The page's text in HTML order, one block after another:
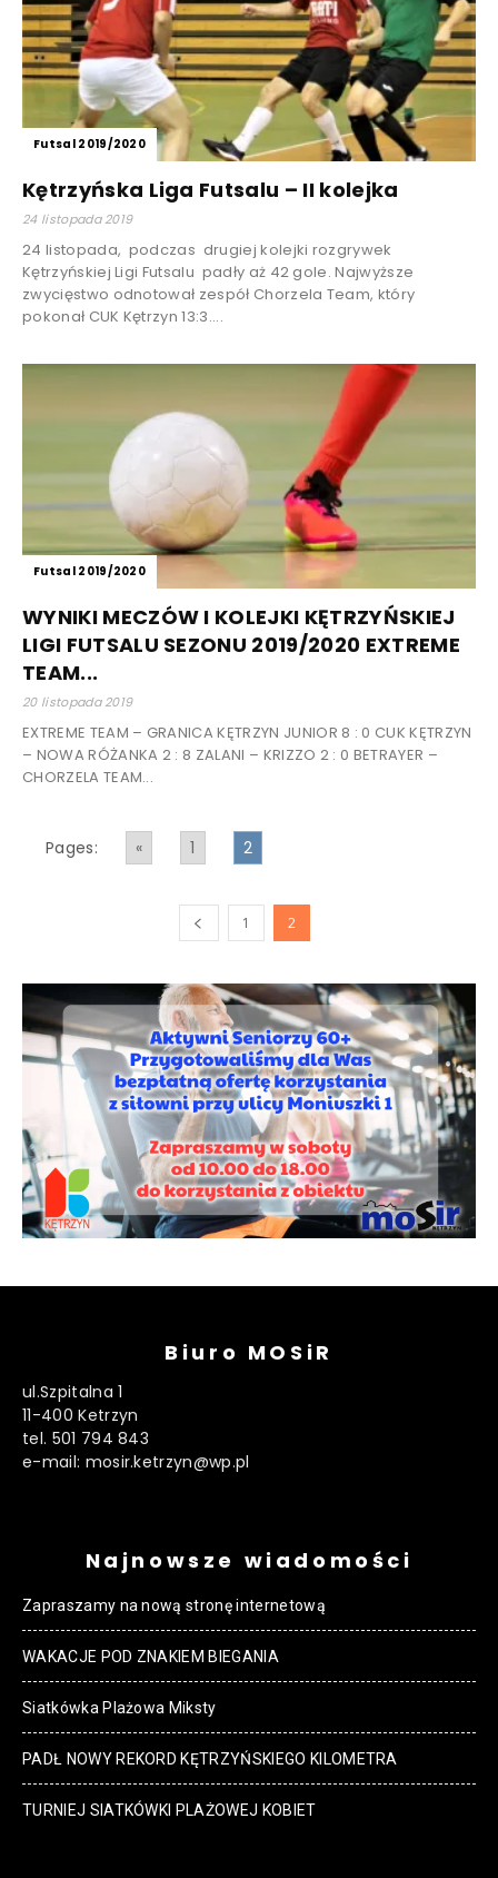
Futsal 2019/2020
Kętrzyńska Liga Futsalu – II kolejka
24 listopada 2019
24 listopada, podczas drugiej kolejki rozgrywek
Kętrzyńskiej Ligi Futsalu padły aż 42 gole. Najwyższe
zwycięstwo odnotował zespół Chorzela Team, który
pokonał CUK Kętrzyn 13:3....
Futsal 2019/2020
WYNIKI MECZÓW I KOLEJKI KĘTRZYŃSKIEJ
LIGI FUTSALU SEZONU 2019/2020 EXTREME
TEAM...
20 listopada 2019
EXTREME TEAM – GRANICA KĘTRZYN JUNIOR 8 : 0 CUK KĘTRZYN
– NOWA RÓŻANKA 2 : 8 ZALANI – KRIZZO 2 : 0 BETRAYER –
CHORZELA TEAM...
Pages: « 1 2
1 2
Biuro MOSiR
ul.Szpitalna 1
11-400 Ketrzyn
tel. 501 794 843
e-mail: mosir.ketrzyn@wp.pl
Najnowsze wiadomości
Zapraszamy na nową stronę internetową
WAKACJE POD ZNAKIEM BIEGANIA
Siatkówka Plażowa Miksty
PADŁ NOWY REKORD KĘTRZYŃSKIEGO KILOMETRA
TURNIEJ SIATKÓWKI PLAŻOWEJ KOBIET